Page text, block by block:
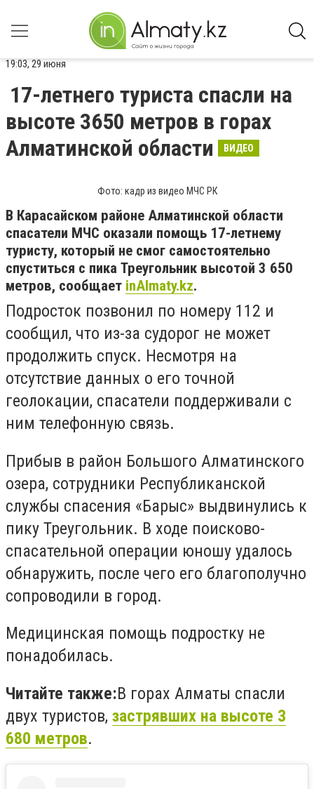
19:03, 29 июня
17-летнего туриста спасли на
высоте 3650 метров в горах
Алматинской области
ВИДЕО
Фото: кадр из видео МЧС РК
В Карасайском районе Алматинской области
спасатели МЧС оказали помощь 17-летнему
туристу, который не смог самостоятельно
спуститься с пика Треугольник высотой 3 650
метров, сообщает inAlmaty.kz.
Подросток позвонил по номеру 112 и
сообщил, что из-за судорог не может
продолжить спуск. Несмотря на
отсутствие данных о его точной
геолокации, спасатели поддерживали с
ним телефонную связь.
Прибыв в район Большого Алматинского
озера, сотрудники Республиканской
службы спасения «Барыс» выдвинулись к
пику Треугольник. В ходе поисково-
спасательной операции юношу удалось
обнаружить, после чего его благополучно
сопроводили в город.
Медицинская помощь подростку не
понадобилась.
Читайте также:В горах Алматы спасли
двух туристов, застрявших на высоте 3
680 метров.